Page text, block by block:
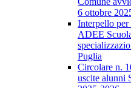
6 ottobre
Interpello per
ADEE
Puglia
Circolare n.
uscite alunni